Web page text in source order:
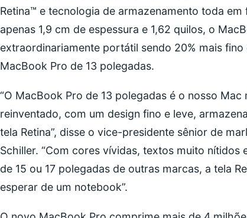
Retina™ e tecnologia de armazenamento toda
apenas 1,9 cm de espessura e 1,62 quilos, o
extraordinariamente portátil sendo 20% mais
MacBook Pro de 13 polegadas.
“O MacBook Pro de 13 polegadas é o nosso
reinventado, com um design fino e leve,
tela Retina”, disse o vice-presidente sênior de
Schiller. “Com cores vívidas, textos muito
de 15 ou 17 polegadas de outras marcas, a tela
esperar de um notebook”.